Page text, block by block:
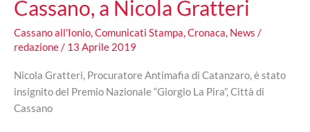
Cassano, a Nicola Gratteri
Cassano all'Ionio,Comunicati Stampa,Cronaca, News /
redazione/ 13 Aprile 2019
Nicola Gratteri, Procuratore Antimafia di Catanzaro, è stato
insignito del Premio Nazionale “Giorgio La Pira”, Città di
Cassano